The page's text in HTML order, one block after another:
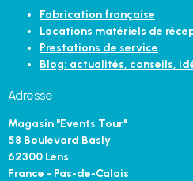
Fabrication française
Locations matériels de
Prestations de service
Blog: actualités, conseils,
Adresse
Magasin "Events Tour"
58 Boulevard Basly
62300 Lens
France - Pas-de-Calais